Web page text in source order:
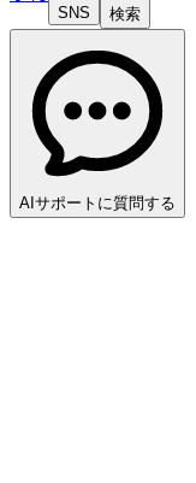
SNS 検索
AIサポートに質問する